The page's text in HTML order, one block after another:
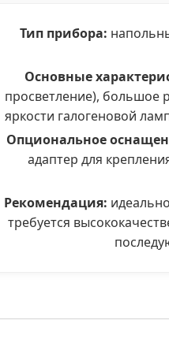
Тип прибора:
Основные
просветление), большое
яркости галогеновой
Опциональное
адаптер для
Рекомендация:
требуется